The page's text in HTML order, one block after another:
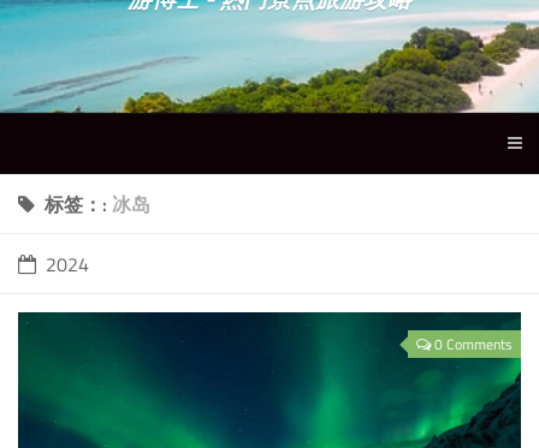
标签：: 冰岛
2024
0 Comments